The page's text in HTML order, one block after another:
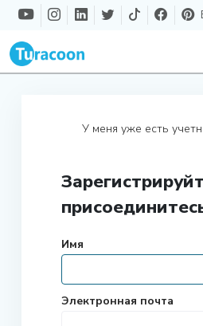
У меня уже есть
Имя
Электронная почта